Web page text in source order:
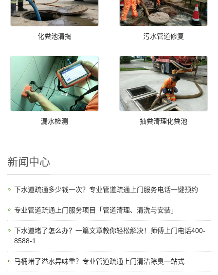
化粪池清掏 污水管道修复
漏水检测 抽粪清理化粪池
新闻中心
下水道疏通多少钱一次？专业管道疏通上门服务电话一键预约
专业管道疏通上门服务项目「管道清理、清洗与安装」
下水道堵了怎么办？一篇文章教你轻松解决！师傅上门电话400-
8588-1
马桶堵了溢水异味重？专业管道疏通上门清洁除臭一站式